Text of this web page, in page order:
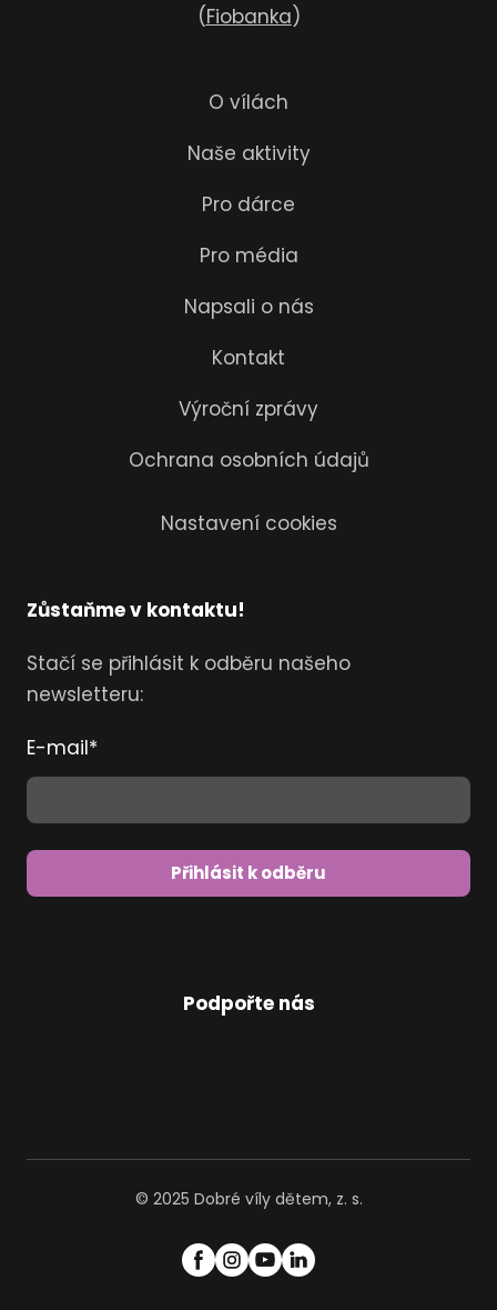
(Fiobanka)
O vílách
Naše aktivity
Pro dárce
Pro média
Napsali o nás
Kontakt
Výroční zprávy
Ochrana osobních údajů
Nastavení cookies
Zůstaňme v kontaktu!
Stačí se přihlásit k odběru našeho
newsletteru:
E-mail*
Přihlásit k odběru
Podpořte nás
© 2025 Dobré víly dětem, z. s.